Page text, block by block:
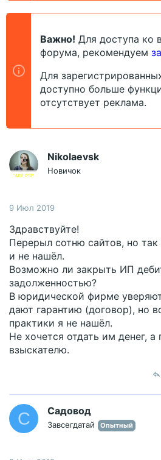
Важно! Для доступа ко
форума, рекомендуем
Для
доступно больше
отсутствует реклама.
Nikolaevsk
Новичок
9 Июл 2019
Здравствуйте!
Перерыл сотню сайтов, но так
и не нашёл.
Возможно ли закрыть ИП
задолженностью?
В юридической фирме
дают гарантию (договор), но
практики я не нашёл.
Не хочется отдать им денег,
взыскателю.
С Садовод
Завсегдатай Опытный